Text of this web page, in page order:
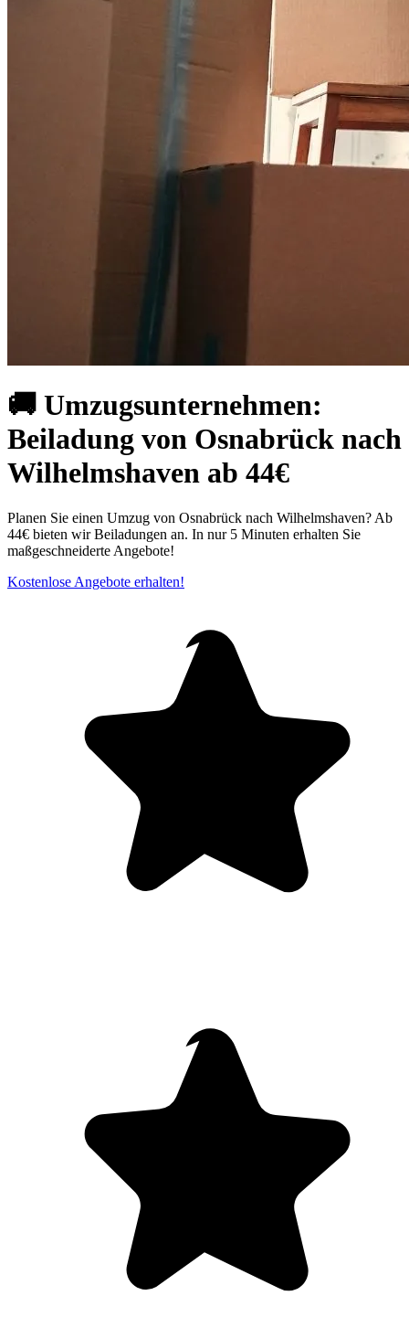
🚚 Umzugsunternehmen:
Beiladung von Osnabrück nach
Wilhelmshaven ab 44€
Planen Sie einen Umzug von Osnabrück nach Wilhelmshaven? Ab
44€ bieten wir Beiladungen an. In nur 5 Minuten erhalten Sie
maßgeschneiderte Angebote!
Kostenlose Angebote erhalten!